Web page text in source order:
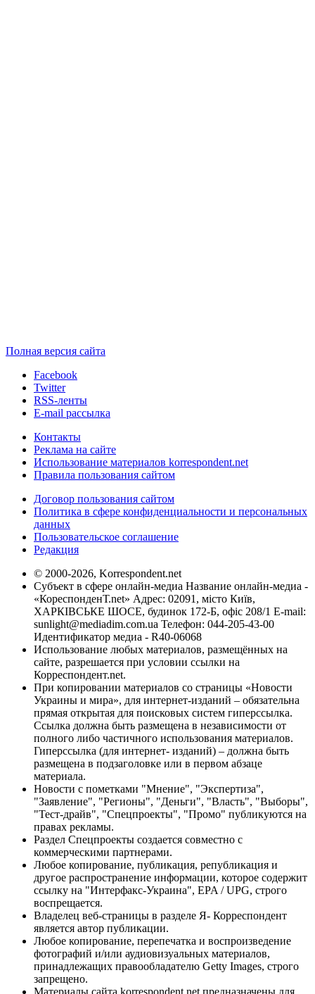
Полная версия сайта
Facebook
Twitter
RSS-ленты
E-mail рассылка
Контакты
Реклама на сайте
Использование материалов korrespondent.net
Правила пользования сайтом
Договор пользования сайтом
Политика в сфере конфиденциальности и персональных
данных
Пользовательское соглашение
Редакция
© 2000-2026, Korrespondent.net
Субъект в сфере онлайн-медиа Название онлайн-медиа -
«КореспонденТ.net» Адрес: 02091, місто Київ,
ХАРКІВСЬКЕ ШОСЕ, будинок 172-Б, офіс 208/1 E-mail:
sunlight@mediadim.com.ua Телефон: 044-205-43-00
Идентификатор медиа - R40-06068
Использование любых материалов, размещённых на
сайте, разрешается при условии ссылки на
Корреспондент.net.
При копировании материалов со страницы «Новости
Украины и мира», для интернет-изданий – обязательна
прямая открытая для поисковых систем гиперссылка.
Ссылка должна быть размещена в независимости от
полного либо частичного использования материалов.
Гиперссылка (для интернет- изданий) – должна быть
размещена в подзаголовке или в первом абзаце
материала.
Новости с пометками "Мнение", "Экспертиза",
"Заявление", "Регионы", "Деньги", "Власть", "Выборы",
"Тест-драйв", "Спецпроекты", "Промо" публикуются на
правах рекламы.
Раздел Спецпроекты создается совместно с
коммерческими партнерами.
Любое копирование, публикация, републикация и
другое распространение информации, которое содержит
ссылку на "Интерфакс-Украина", EPA / UPG, строго
воспрещается.
Владелец веб-страницы в разделе Я- Корреспондент
является автор публикации.
Любое копирование, перепечатка и воспроизведение
фотографий и/или аудиовизуальных материалов,
принадлежащих правообладателю Getty Images, строго
запрещено.
Материалы сайта korrespondent.net предназначены для